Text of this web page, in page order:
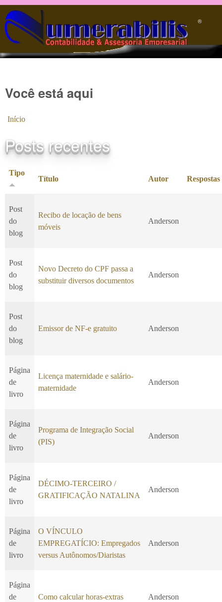
Pular para o conteúdo principal
®️
Você está aqui
Início
Posts recentes
Tipo
Título Autor Respostas
Post
do
blog
Recibo de locação de bens
móveis
Anderson
Post
do
blog
Novo Decreto do CPF passa a
substituir diversos documentos
Anderson
Post
do
blog
Emissor de NF-e gratuito Anderson
Página
de
livro
Licença maternidade e salário-
maternidade
Anderson
Página
de
livro
Programa de Integração Social
(PIS)
Anderson
Página
de
livro
DÉCIMO-TERCEIRO /
GRATIFICAÇÃO NATALINA
Anderson
Página
de
livro
O VÍNCULO
EMPREGATÍCIO: Empregados
versus Autônomos/Diaristas
Anderson
Página
de
Como calcular horas-extras Anderson